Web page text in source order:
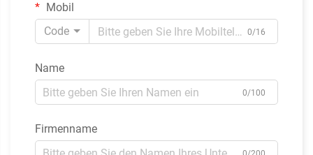
Mobil
Code
0/16
Name
0/100
Firmenname